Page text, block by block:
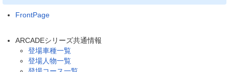
FrontPage
ARCADEシリーズ共通情報
登場車種一覧
登場人物一覧